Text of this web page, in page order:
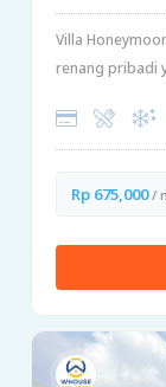
Villa
renang pribadi
Rp 675,000/